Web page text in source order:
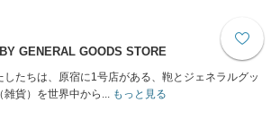
GENERAL GOODS STORE
したちは、原宿に1号店がある、鞄とジェネラルグッ
雑貨）を世界中から...もっと見る